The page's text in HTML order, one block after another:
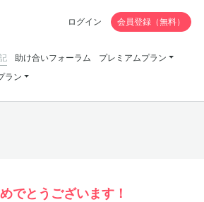
助け合いフォーラム
プレミアムプラン
ラン
ログイン 会員登録（無料）
でとうございます！